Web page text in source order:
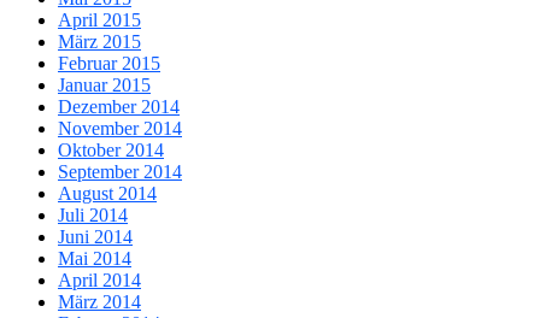
April 2015
März 2015
Februar 2015
Januar 2015
Dezember 2014
November 2014
Oktober 2014
September 2014
August 2014
Juli 2014
Juni 2014
Mai 2014
April 2014
März 2014